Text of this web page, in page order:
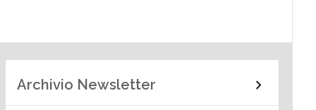
Archivio Newsletter